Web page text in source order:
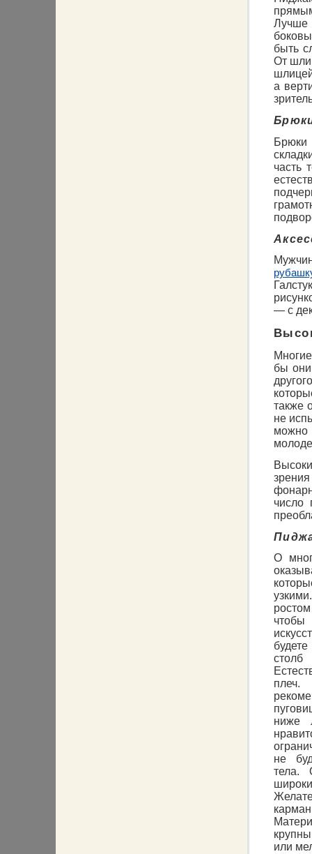
Лучше
быть
От
а
часть
— с
бы они
также
не
можно
число
О
ниже
не
тела.
или